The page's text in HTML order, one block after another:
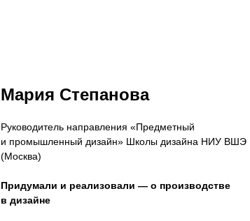
Мария Степанова
Руководитель направления «Предметный
и промышленный дизайн» Школы дизайна НИУ ВШЭ
(Москва)
Придумали и реализовали — о производстве
в дизайне